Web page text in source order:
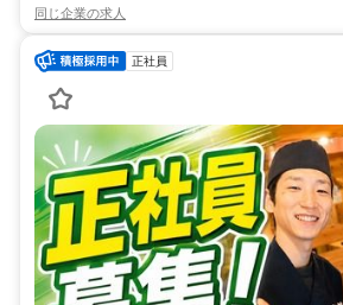
同じ企業の求人
正社員